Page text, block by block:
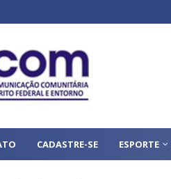
CADASTRE-SE ESPORTE